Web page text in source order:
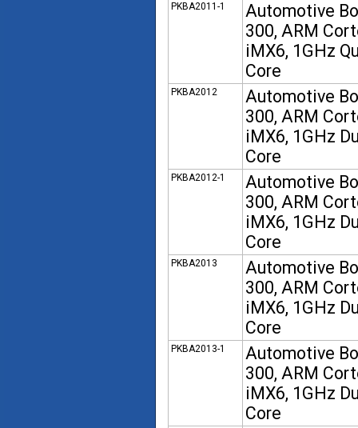
PKBA2011-1
Automotive
300, ARM
iMX6, 1GHz
Core
PKBA2012
Automotive
300, ARM
iMX6, 1GHz
Core
PKBA2012-1
Automotive
300, ARM
iMX6, 1GHz
Core
PKBA2013
Automotive
300, ARM
iMX6, 1GHz
Core
PKBA2013-1
Automotive
300, ARM
iMX6, 1GHz
Core